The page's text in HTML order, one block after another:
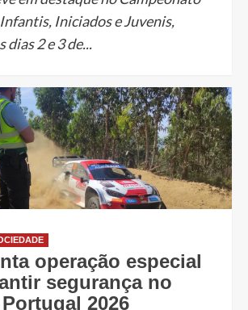
Iniciados e Juvenis,
dias 2 e 3 de...
operação especial
segurança no
2026